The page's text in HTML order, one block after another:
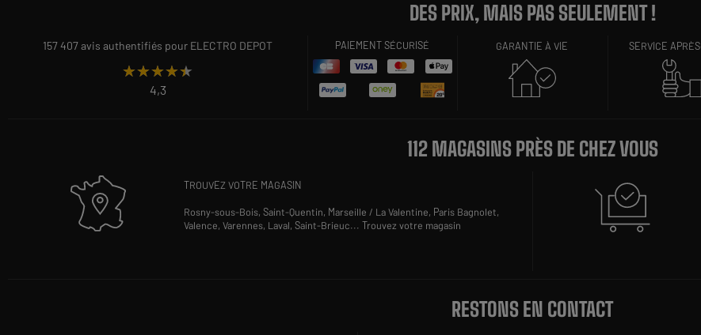
DES PRIX, MAIS PAS SEULEMENT !
157 407 avis authentifiés pour ELECTRO DEPOT
★★★★★
★★★★★
4,3
PAIEMENT SÉCURISÉ GARANTIE À VIE SERVICE
112 MAGASINS PRÈS DE CHEZ VOUS
TROUVEZ VOTRE MAGASIN
Rosny-sous-Bois,Saint-Quentin, Marseille / La Valentine, Paris Bagnolet,
Valence,Varennes, Laval,Saint-Brieuc...Trouvez votre magasin
RESTONS EN CONTACT